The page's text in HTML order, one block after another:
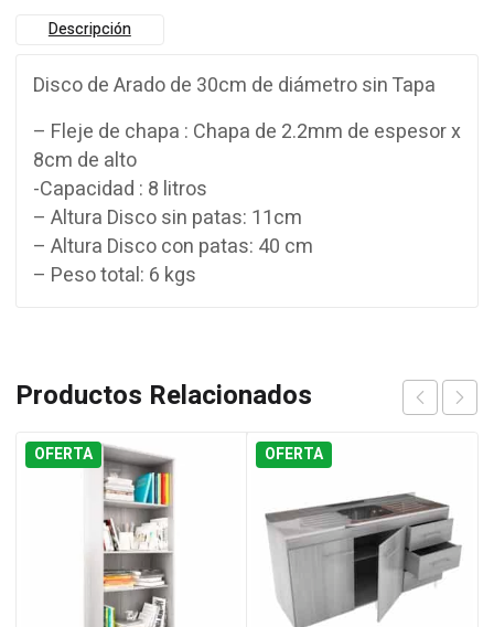
Descripción
Disco de Arado de 30cm de diámetro sin Tapa
– Fleje de chapa : Chapa de 2.2mm de espesor x
8cm de alto
-Capacidad : 8 litros
– Altura Disco sin patas: 11cm
– Altura Disco con patas: 40 cm
– Peso total: 6 kgs
Productos Relacionados
OFERTA OFERTA